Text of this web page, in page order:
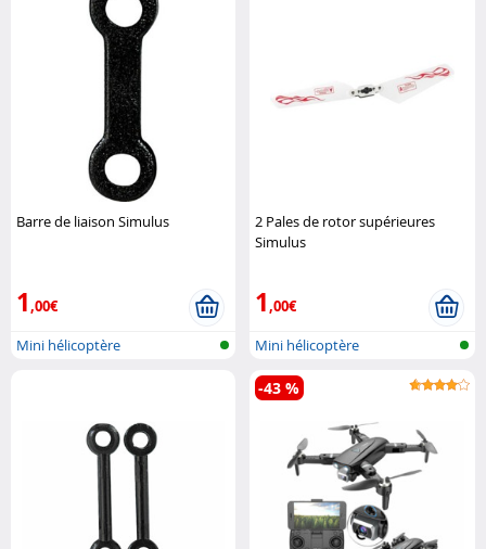
Barre de liaison Simulus
1,00€
Mini hélicoptère
2 Pales de rotor supérieures
Simulus
1,00€
Mini hélicoptère
télécommandé
-43 %